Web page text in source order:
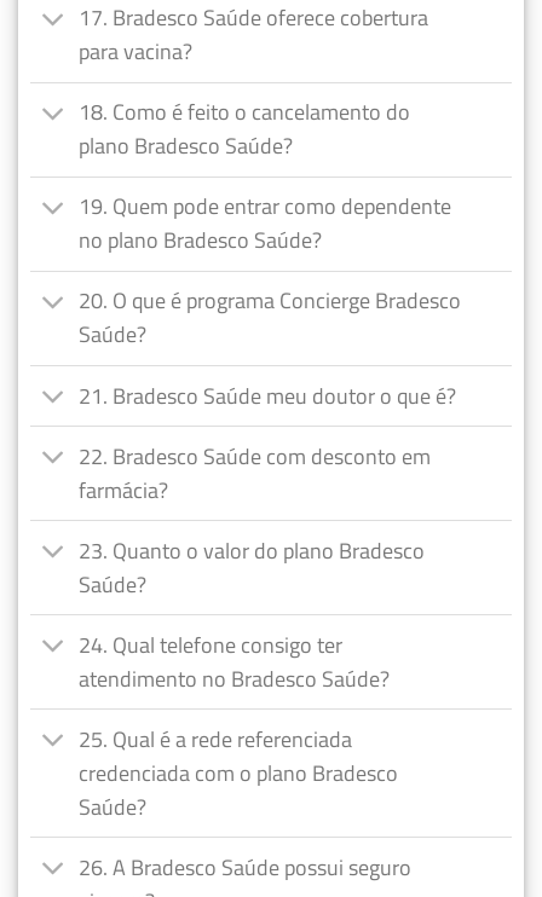
17. Bradesco Saúde oferece cobertura
para vacina?
18. Como é feito o cancelamento do
plano Bradesco Saúde?
19. Quem pode entrar como dependente
no plano Bradesco Saúde?
20. O que é programa Concierge Bradesco
Saúde?
21. Bradesco Saúde meu doutor o que é?
22. Bradesco Saúde com desconto em
farmácia?
23. Quanto o valor do plano Bradesco
Saúde?
24. Qual telefone consigo ter
atendimento no Bradesco Saúde?
25. Qual é a rede referenciada
credenciada com o plano Bradesco
Saúde?
26. A Bradesco Saúde possui seguro